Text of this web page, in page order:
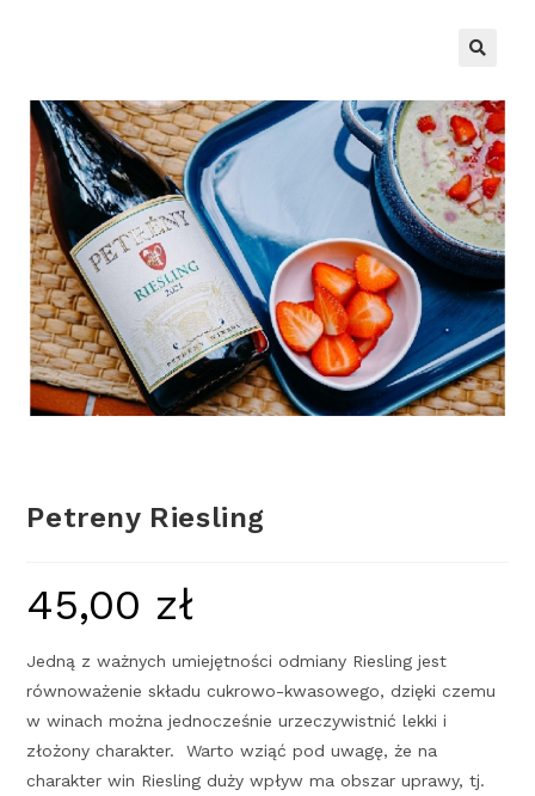
Petreny Riesling
45,00 zł
Jedną z ważnych umiejętności odmiany Riesling jest
równoważenie składu cukrowo-kwasowego, dzięki czemu
w winach można jednocześnie urzeczywistnić lekki i
złożony charakter. Warto wziąć pod uwagę, że na
charakter win Riesling duży wpływ ma obszar uprawy, tj.